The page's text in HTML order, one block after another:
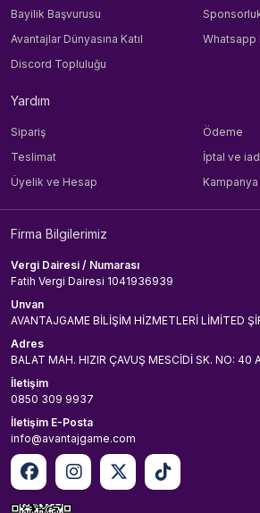
Bayilik Başvurusu
Avantajlar Dünyasına Katıl
Whatsapp
Discord Topluluğu
Yardım
Sipariş
Ödeme
Teslimat
İptal ve
Üyelik ve Hesap
Firma Bilgilerimiz
Vergi Dairesi / Numarası
Fatih Vergi Dairesi 1041936939
Unvan
AVANTAJGAME BİLİŞİM HİZMETLERİ LİMİTED
Adres
BALAT MAH. HIZIR ÇAVUŞ MESCİDİ SK. NO: 40
İletişim
0850 309 9937
İletişim E-Posta
info@avantajgame.com